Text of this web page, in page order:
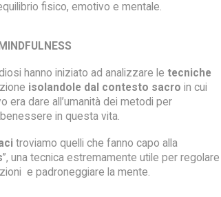
fisico, emotivo e mentale.
hanno iniziato ad analizzare le tecniche
isolandole dal contesto sacro in cui
era dare all’umanità dei metodi per
in questa vita.
troviamo quelli che fanno capo alla
”, una tecnica estremamente utile per regolare
e padroneggiare la mente.